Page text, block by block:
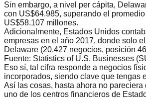
Sin embargo, a nivel per cápita,
con US$64.985, superando el
US$58.107 millones.
Adicionalmente, Estados Unidos
empresas en el año 2017, donde solo
Delaware (20.427 negocios, posición
Fuente: Statistics of U.S. Businesses
Eso sí, tal cifra responde a negocios
incorporados, siendo clave que tengas
Así las cosas, hasta ahora no pareciera
uno de los centros financieros de